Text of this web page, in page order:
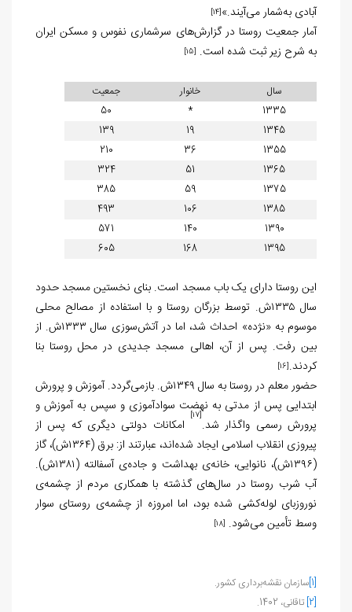
آبادی به‌شمار می‌آیند.»[14]
آمار جمعیت روستا در گزارش‌های سرشماری نفوس و مسکن ایران
به شرح زیر ثبت شده است. [15]
سال خانوار
جمعیت
1335
*
50
1345
19
139
1355
36
210
1365
51
324
1375
59
385
1385
106
493
1390
140
571
1395
168
605
این روستا دارای یک باب مسجد است. بنای نخستین مسجد حدود
سال ۱۳۳۵ش. توسط بزرگان روستا و با استفاده از مصالح محلی
موسوم به «نژده» احداث شد، اما در آتش‌سوزی سال ۱۳۳۳ش. از
بین رفت. پس از آن، اهالی مسجد جدیدی در محل روستا بنا
کردند.[16]
حضور معلم در روستا به سال ۱۳۴۹ش. بازمی‌گردد. آموزش و پرورش
ابتدایی پس از مدتی به نهضت سوادآموزی و سپس به آموزش و
پرورش رسمی واگذار شد.
[17]
امکانات دولتی دیگری که پس از
پیروزی انقلاب اسلامی ایجاد شده‌اند، عبارتند از: برق (۱۳۶۴ش)، گاز
(۱۳۹۶ش)، نانوایی، خانه‌ی بهداشت و جاده‌ی آسفالته (۱۳۸۱ش).
آب شرب روستا در سال‌های گذشته با همکاری مردم از چشمه‌ی
نوروزبای لوله‌کشی شده بود، اما امروزه از چشمه‌ی روستای سوار
وسط تأمین می‌شود. [18]
[1]سازمان نقشه‌برداری کشور.
[2] تاقانی، 1402.